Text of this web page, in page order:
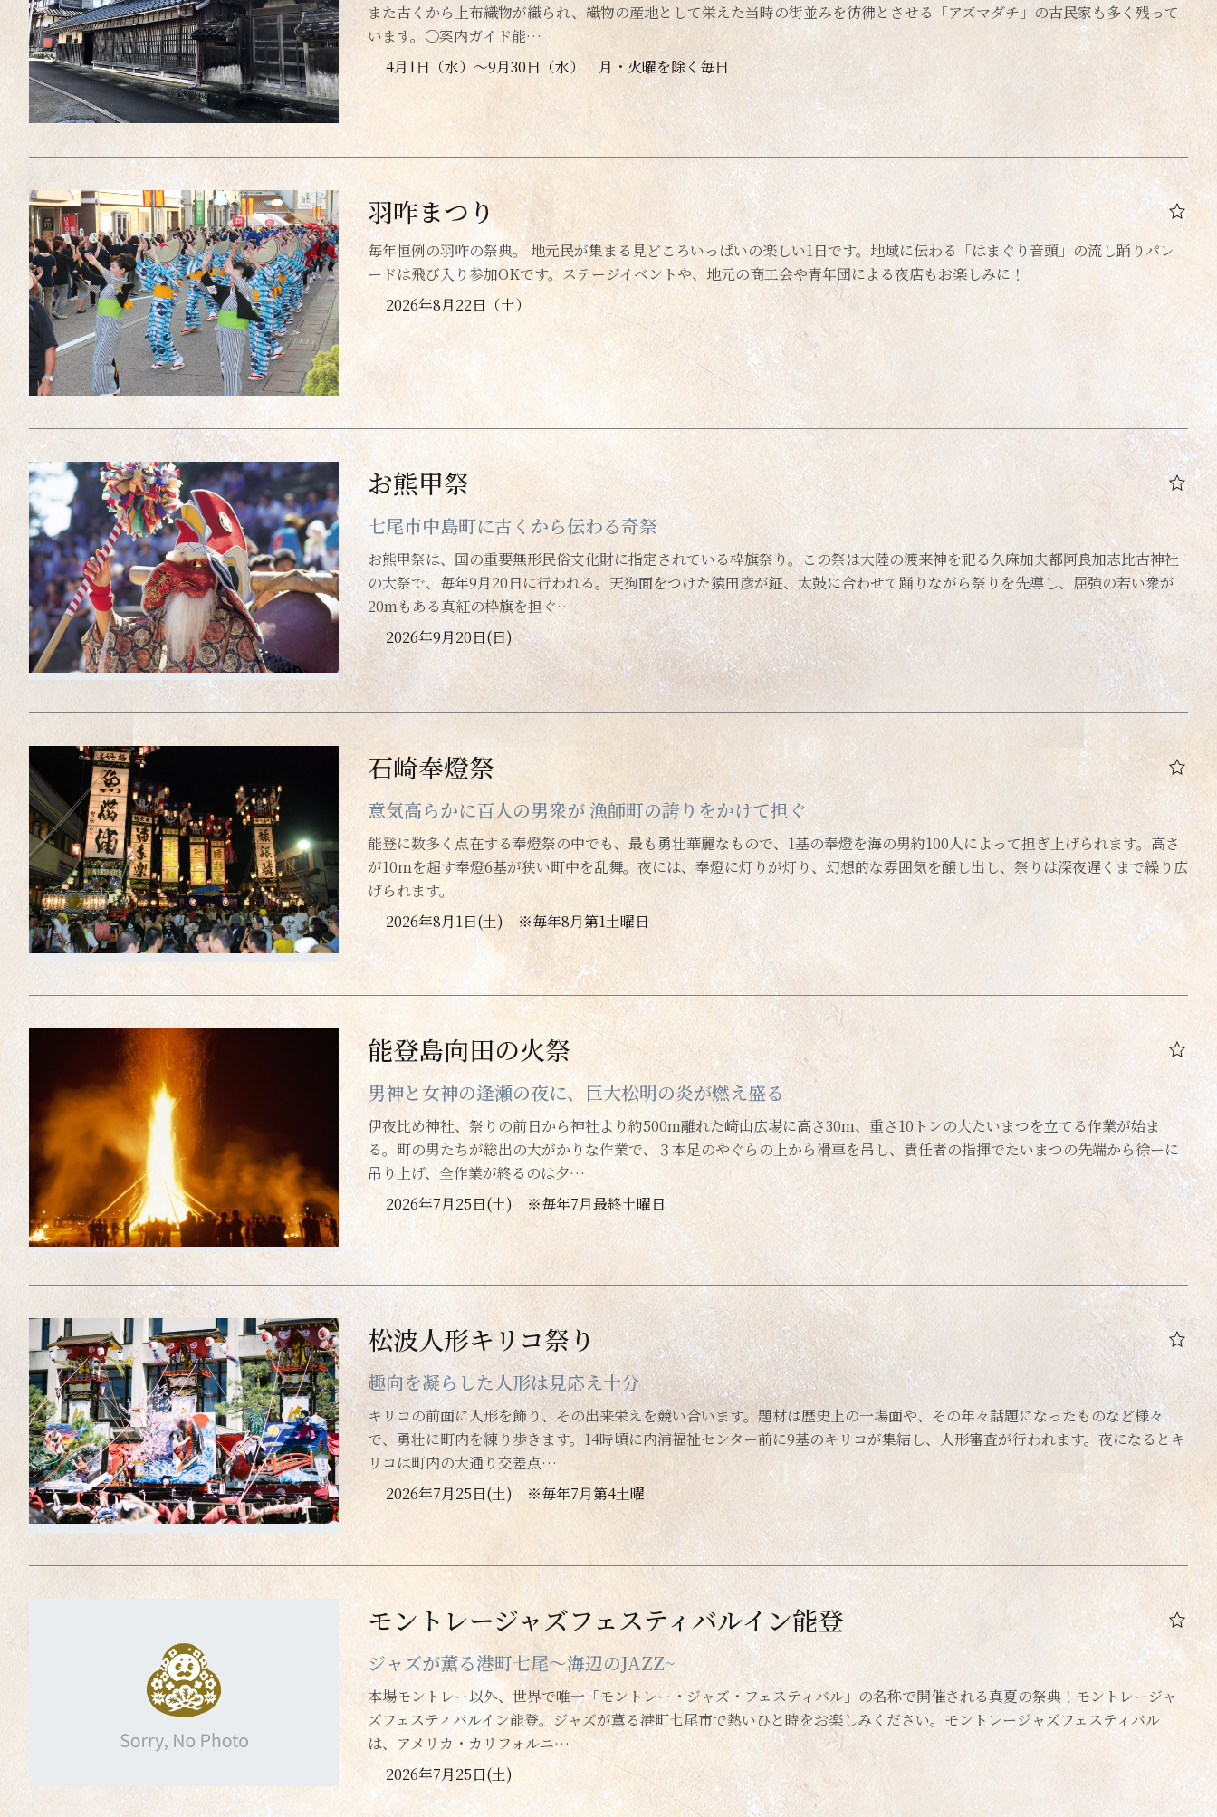
また古くから上布織物が織られ、織物の産地として栄えた当時の街並みを彷彿とさせる「アズマダチ」の古民家も多く残って
います。〇案内ガイド能…
4月1日（水）～9月30日（水） 月・火曜を除く毎日
羽咋まつり
毎年恒例の羽咋の祭典。 地元民が集まる見どころいっぱいの楽しい1日です。地域に伝わる「はまぐり音頭」の流し踊りパレ
ードは飛び入り参加OKです。ステージイベントや、地元の商工会や青年団による夜店もお楽しみに！
2026年8月22日（土）
お熊甲祭
七尾市中島町に古くから伝わる奇祭
お熊甲祭は、国の重要無形民俗文化財に指定されている枠旗祭り。この祭は大陸の渡来神を祀る久麻加夫都阿良加志比古神社
の大祭で、毎年9月20日に行われる。天狗面をつけた猿田彦が鉦、太鼓に合わせて踊りながら祭りを先導し、屈強の若い衆が
20mもある真紅の枠旗を担ぐ…
2026年9月20日(日)
石崎奉燈祭
意気高らかに百人の男衆が 漁師町の誇りをかけて担ぐ
能登に数多く点在する奉燈祭の中でも、最も勇壮華麗なもので、1基の奉燈を海の男約100人によって担ぎ上げられます。高さ
が10ｍを超す奉燈6基が狭い町中を乱舞。夜には、奉燈に灯りが灯り、幻想的な雰囲気を醸し出し、祭りは深夜遅くまで繰り広
げられます。
2026年8月1日(土) ※毎年8月第1土曜日
能登島向田の火祭
男神と女神の逢瀬の夜に、巨大松明の炎が燃え盛る
伊夜比め神社、祭りの前日から神社より約500m離れた崎山広場に高さ30m、重さ10トンの大たいまつを立てる作業が始ま
る。町の男たちが総出の大がかりな作業で、３本足のやぐらの上から滑車を吊し、責任者の指揮でたいまつの先端から徐ーに
吊り上げ、全作業が終るのは夕…
2026年7月25日(土) ※毎年7月最終土曜日
松波人形キリコ祭り
趣向を凝らした人形は見応え十分
キリコの前面に人形を飾り、その出来栄えを競い合います。題材は歴史上の一場面や、その年々話題になったものなど様々
で、勇壮に町内を練り歩きます。14時頃に内浦福祉センター前に9基のキリコが集結し、人形審査が行われます。夜になるとキ
リコは町内の大通り交差点…
2026年7月25日(土) ※毎年7月第4土曜
モントレージャズフェスティバルイン能登
ジャズが薫る港町七尾～海辺のJAZZ~
本場モントレー以外、世界で唯一「モントレー・ジャズ・フェスティバル」の名称で開催される真夏の祭典！モントレージャ
ズフェスティバルイン能登。ジャズが薫る港町七尾市で熱いひと時をお楽しみください。モントレージャズフェスティバル
は、アメリカ・カリフォルニ…
2026年7月25日(土)